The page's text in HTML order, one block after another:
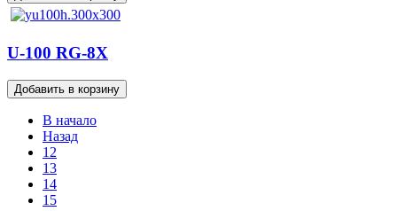
U-100 RG-8X
В начало
Назад
12
13
14
15